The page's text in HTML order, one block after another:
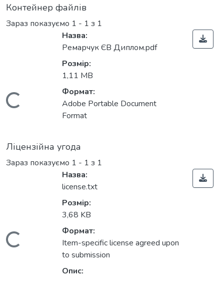
Контейнер файлів
Зараз показуємо 1 - 1 з 1
Вантажиться...
Назва:
Ремарчук ЄВ Диплом.pdf
Розмір:
1,11 MB
Формат:
Adobe Portable Document
Format
Ліцензійна угода
Зараз показуємо 1 - 1 з 1
Вантажиться...
Назва:
license.txt
Розмір:
3,68 KB
Формат:
Item-specific license agreed upon
to submission
Опис: